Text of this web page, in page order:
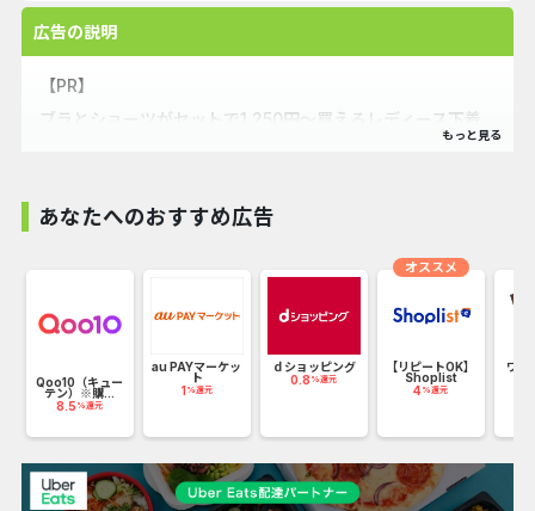
広告の説明
【PR】
ブラとショーツがセットで1,250円〜買えるレディース下着
Tバック・紐パン・透けショーツと、他店は取り扱いの少な
通販なのでセクシーなデザインの下着も人目を気にせず購入
男性ウケを狙いたい方も、自分のために可愛い下着を着けた
い方も、
とにかく安く普段使いの下着が欲しい方も、驚きの価格でお
気に入りの一枚を見つけていただけます。
あなたへのおすすめ広告
Qoo10（キュー
テン）※購...
8.5 %還元
au PAYマーケッ
ト
1 %還元
ｄショッピング
0.8 %還元
【リピートOK】
Shoplist
4 %還元
オススメ
ワッ